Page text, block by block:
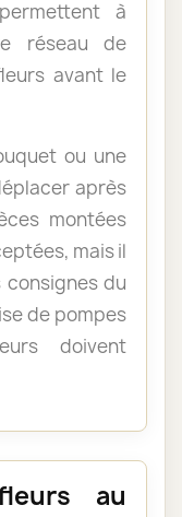
à
réseau de
avant le
ou une
après
montées
mais il
du
de pompes
doivent
au